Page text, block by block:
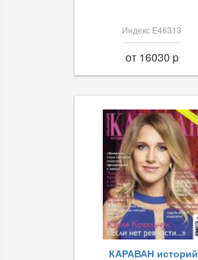
Индекс Е46313
от 16030 p
КАРАВАН историй